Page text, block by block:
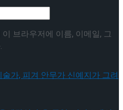
브라우저에 이름, 이메일, 그